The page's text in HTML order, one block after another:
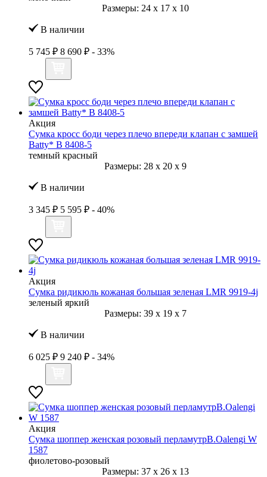
Размеры: 24 x 17 x 10
В наличии
5 745 ₽ 8 690 ₽ - 33%
Акция
Сумка кросс боди через плечо впереди клапан с замшей
Batty* B 8408-5
темный красный
Размеры: 28 x 20 x 9
В наличии
3 345 ₽ 5 595 ₽ - 40%
Акция
Сумка ридикюль кожаная большая зеленая LMR 9919-4j
зеленый яркий
Размеры: 39 x 19 x 7
В наличии
6 025 ₽ 9 240 ₽ - 34%
Акция
Сумка шоппер женская розовый перламутрB.Oalengi W
1587
фиолетово-розовый
Размеры: 37 x 26 x 13